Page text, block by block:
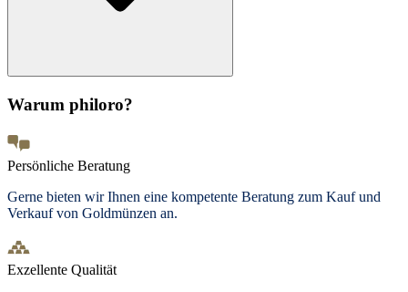
Warum philoro?
Persönliche Beratung
Gerne bieten wir Ihnen eine kompetente Beratung zum Kauf und
Verkauf von Goldmünzen an.
Exzellente Qualität